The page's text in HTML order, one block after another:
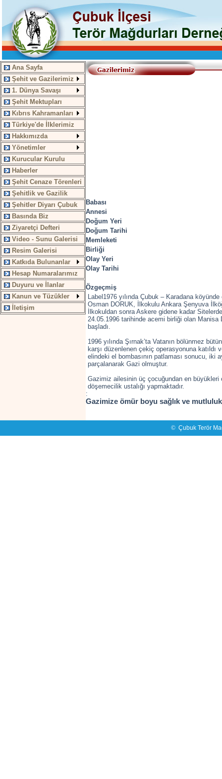
Ana Sayfa
Şehit ve Gazilerimiz
1. Dünya Savaşı
Şehit Mektupları
Kıbrıs Kahramanları
Türkiye'de İlklerimiz
Hakkımızda
Yönetimler
Kurucular Kurulu
Haberler
Şehit Cenaze Törenleri
Şehitlik ve Gazilik
Şehitler Diyarı Çubuk
Basında Biz
Ziyaretçi Defteri
Video - Sunu Galerisi
Resim Galerisi
Katkıda Bulunanlar
Hesap Numaralarımız
Duyuru ve İlanlar
Kanun ve Tüzükler
İletişim
Babası
Annesi
Doğum Yeri
Doğum Tarihi
Memleketi
Birliği
Olay Yeri
Olay Tarihi
Özgeçmiş
:
Label1976 yılında Çubuk – Karadana
Osman DORUK, İlkokulu Ankara Şenyuva
İlkokuldan sonra Askere gidene kadar
24.05.1996 tarihinde acemi birliği olan Manisa
başladı.
1996 yılında Şırnak’ta Vatanın bölünmez
karşı düzenlenen çekiç operasyonuna katıldı
elindeki el bombasının patlaması sonucu, iki
parçalanarak Gazi olmuştur.
Gazimiz ailesinin üç çocuğundan en büyükleri
döşemecilik ustalığı yapmaktadır.
Gazimize ömür boyu sağlık ve
© Çubuk Terör